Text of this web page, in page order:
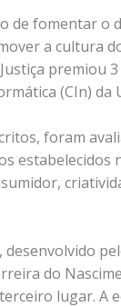
de fomentar o
a cultura
premiou
(CIn) da
foram
estabelecidos
, desenvolvido
do
lugar. A